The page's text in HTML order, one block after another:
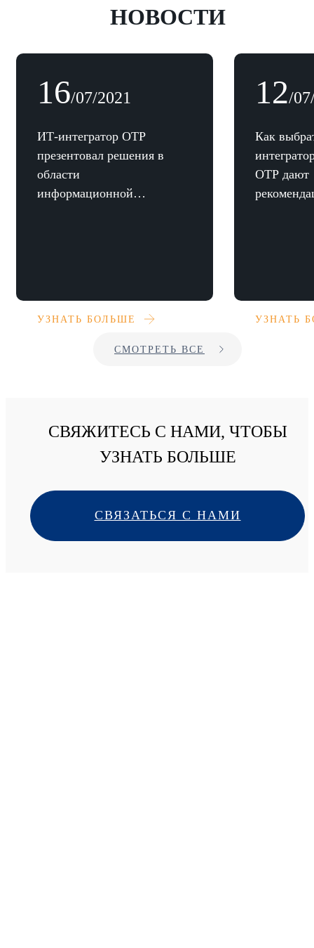
НОВОСТИ
16/07/2021
ИТ-интегратор ОТР
презентовал решения в
области
информационной
УЗНАТЬ БОЛЬШЕ
12/
Как
ОТР дают
УЗНАТЬ
СМОТРЕТЬ ВСЕ
СВЯЖИТЕСЬ С НАМИ, ЧТОБЫ
УЗНАТЬ БОЛЬШЕ
СВЯЗАТЬСЯ С НАМИ